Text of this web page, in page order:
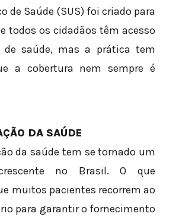
de Saúde (SUS) foi criado para
todos os cidadãos têm acesso
de saúde, mas a prática tem
a cobertura nem sempre é
DA SAÚDE
da saúde tem se tornado um
no Brasil. O que
muitos pacientes recorrem ao
para garantir o fornecimento